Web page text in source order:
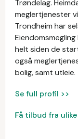
Trøndelag.
meglertjenester
Trondheim har
helt siden de
også
bolig, samt utleie.
Se full profil >>
Få tilbud fra